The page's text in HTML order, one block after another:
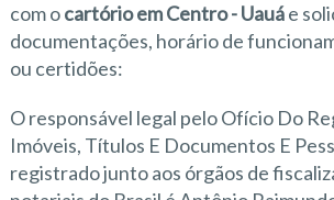
com ocartório em Centro - Uauáe
documentações, horário de
ou certidões:
O responsável legal pelo Ofício Do
Imóveis, Títulos E Documentos E
registrado junto aos órgãos de